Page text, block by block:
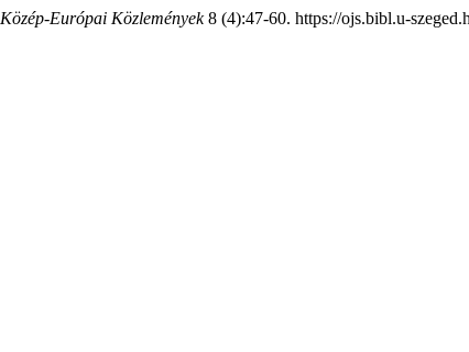
Közép-Európai Közlemények8 (4):47-60. https://ojs.bibl.u-